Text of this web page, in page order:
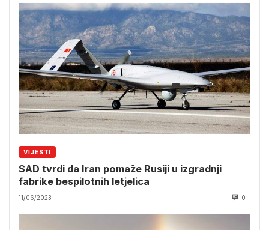
VIJESTI
SAD tvrdi da Iran pomaže Rusiji u izgradnji
fabrike bespilotnih letjelica
11/06/2023 0